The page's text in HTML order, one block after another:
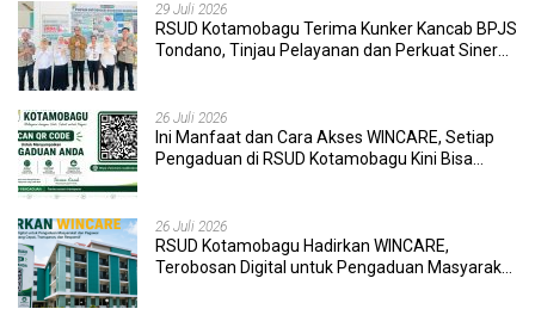
29 Juli 2026
RSUD Kotamobagu Terima Kunker Kancab BPJS
Tondano, Tinjau Pelayanan dan Perkuat Sinergi
26 Juli 2026
Ini Manfaat dan Cara Akses WINCARE, Setiap
Pengaduan di RSUD Kotamobagu Kini Bisa
26 Juli 2026
RSUD Kotamobagu Hadirkan WINCARE,
Terobosan Digital untuk Pengaduan Masyarakat